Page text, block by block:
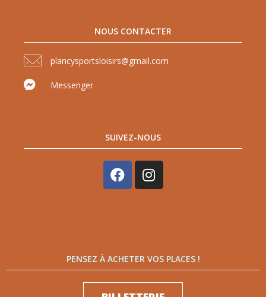
NOUS CONTACTER
plancysportsloisirs@gmail.com
Messenger
SUIVEZ-NOUS
PENSEZ À ACHETER VOS PLACES !